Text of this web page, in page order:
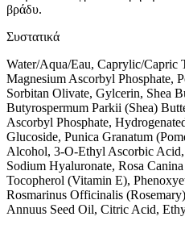
βράδυ.
Συστατικά
Water/Aqua/Eau, Caprylic/Capric
Magnesium Ascorbyl Phosphate,
Sorbitan Olivate, Gylcerin, Shea
Butyrospermum Parkii (Shea)
Ascorbyl Phosphate,
Glucoside, Punica Granatum
Alcohol, 3-O-Ethyl Ascorbic
Sodium Hyaluronate, Rosa
Tocopherol (Vitamin E),
Rosmarinus Officinalis
Annuus Seed Oil, Citric Acid,